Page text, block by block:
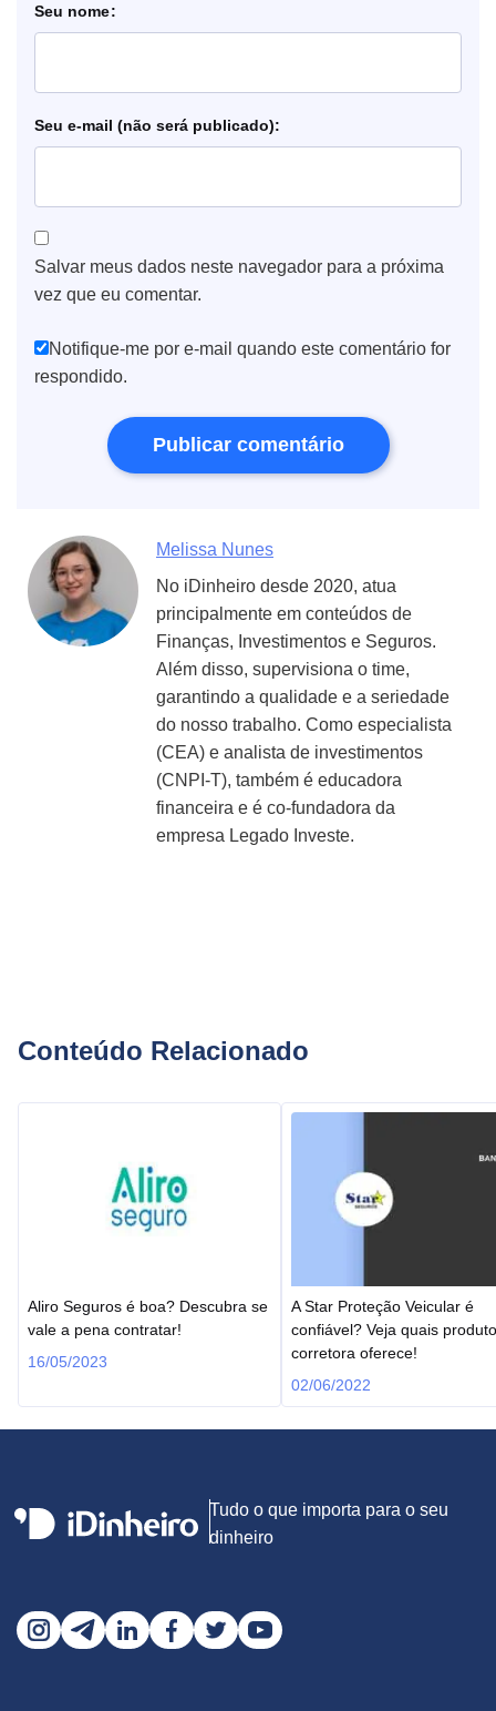
nome
e-mail
Salvar meus dados neste navegador para a próxima
vez que eu comentar.
Notifique-me por e-mail quando este comentário for
respondido.
Melissa Nunes
No iDinheiro desde 2020, atua
principalmente em conteúdos de
Finanças, Investimentos e Seguros.
Além disso, supervisiona o time,
garantindo a qualidade e a seriedade
do nosso trabalho. Como especialista
(CEA) e analista de investimentos
(CNPI-T), também é educadora
financeira e é co-fundadora da
empresa Legado Investe.
Conteúdo Relacionado
Aliro Seguros é boa? Descubra se
vale a pena contratar!
16/05/2023
A Star Proteção Veicular é
confiável? Veja quais
corretora oferece!
02/06/2022
Tudo o que importa para o seu
dinheiro